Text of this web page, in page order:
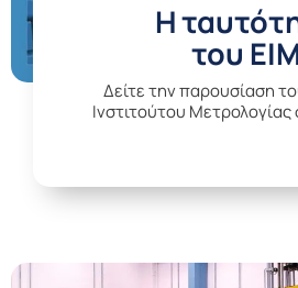
H
του
Δείτε την παρουσίαση
Ινστιτούτου